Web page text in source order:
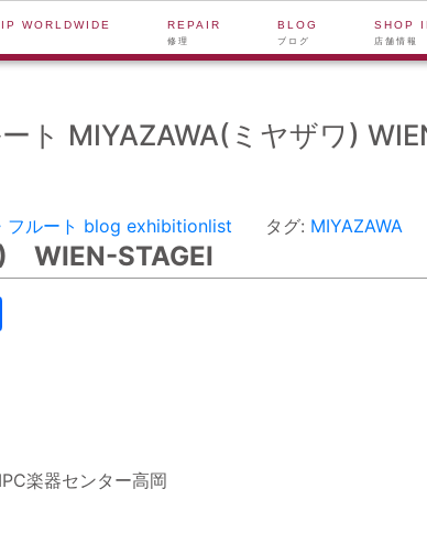
WORLDWIDE REPAIR
修理
BLOG
ブログ
SHOP
店舗情報
ート MIYAZAWA(ミヤザワ)
ルート blog exhibitionlist タグ: MIYAZAWA
WIEN-STAGEⅠ
楽器センター高岡